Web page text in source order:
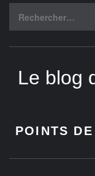
Le blog
POINTS